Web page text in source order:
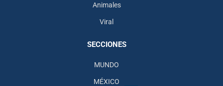
Animales
Viral
SECCIONES
MUNDO
MÉXICO